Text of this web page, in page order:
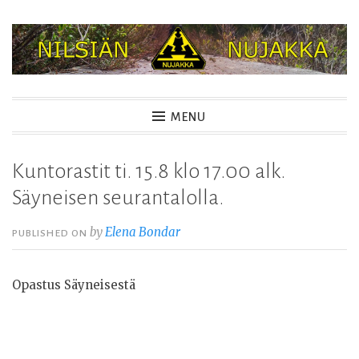
Skip
content
NILSIÄN NUJAKKA
MENU
Kuntorastit ti. 15.8 klo 17.00 alk.
Säyneisen seurantalolla.
PUBLISHED ONby Elena Bondar
Opastus Säyneisestä